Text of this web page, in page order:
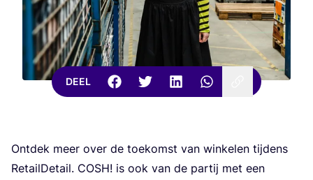
DEEL
Ont­dek meer over de toe­komst van win­ke­len tij­dens
Retail­De­tail. COSH! is ook van de par­tij met een